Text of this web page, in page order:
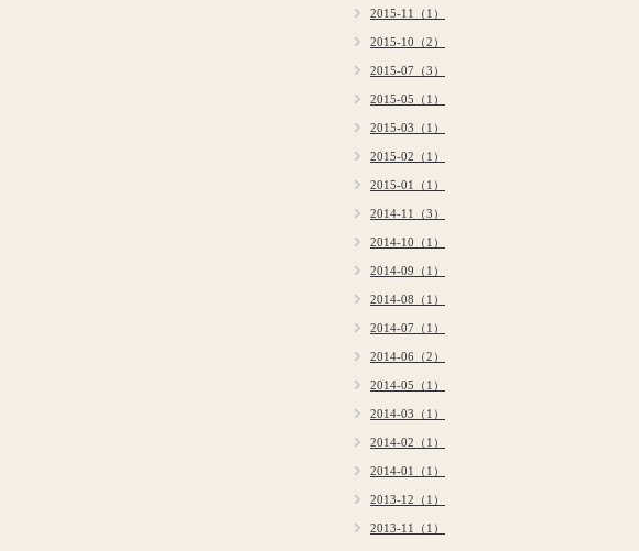
2015-11（1）
2015-10（2）
2015-07（3）
2015-05（1）
2015-03（1）
2015-02（1）
2015-01（1）
2014-11（3）
2014-10（1）
2014-09（1）
2014-08（1）
2014-07（1）
2014-06（2）
2014-05（1）
2014-03（1）
2014-02（1）
2014-01（1）
2013-12（1）
2013-11（1）